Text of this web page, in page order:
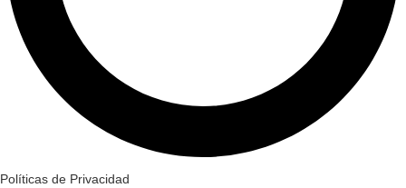
Políticas de Privacidad